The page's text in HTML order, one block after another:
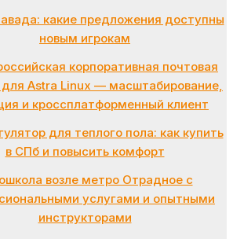
какие предложения доступны
новым игрокам
корпоративная почтовая
Astra Linux — масштабирование,
и кроссплатформенный клиент
для теплого пола: как купить
в СПб и повысить комфорт
возле метро Отрадное с
услугами и опытными
инструкторами